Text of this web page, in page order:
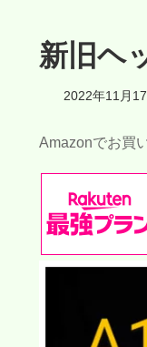
新旧ヘ
2022年11月
Amazonでお買